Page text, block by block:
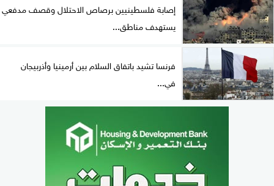
إصابة فلسطينيين برصاص الاحتلال وقصف مدفعي
يستهدف مناطق...
فرنسا تشيد باتفاق السلام بين أرمينيا وأذربيجان
في...